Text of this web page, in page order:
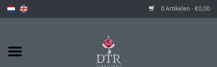
0 Artikelen - €0,00